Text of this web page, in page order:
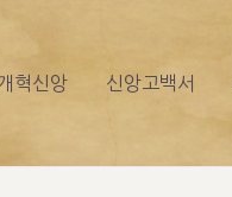
혁신앙 신앙고백서